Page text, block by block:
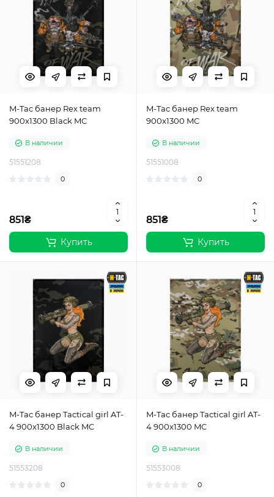
M-Tac банер Rex team
900x1300 Black MC
В наличии
51551208
0
851₴
Купить
M-Tac банер Rex team
900x1300 MC
В наличии
51551008
0
851₴
Купить
M-Tac банер Tactical girl AT-
4 900x1300 Black MC
В наличии
51553208
0
M-Tac банер Tactical girl AT-
4 900x1300 MC
В наличии
51553008
0